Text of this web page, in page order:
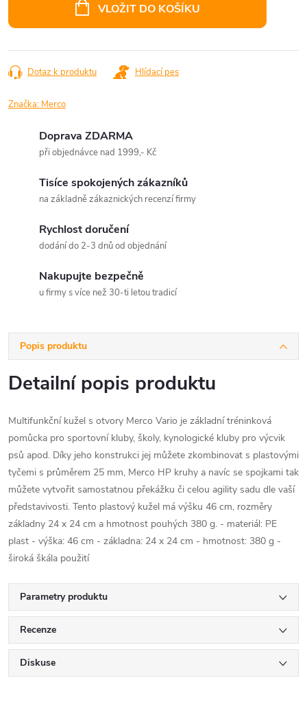
VLOŽIT DO KOŠÍKU
Dotaz k produktu Hlídací pes
Značka: Merco
Doprava ZDARMA
při objednávce nad 1999,- Kč
Tisíce spokojených zákazníků
na základně zákaznických recenzí firmy
Rychlost doručení
dodání do 2-3 dnů od objednání
Nakupujte bezpečně
u firmy s více než 30-ti letou tradicí
Popis produktu
Detailní popis produktu
Multifunkční kužel s otvory Merco Vario je základní tréninková
pomůcka pro sportovní kluby, školy, kynologické kluby pro výcvik
psů apod. Díky jeho konstrukci jej můžete zkombinovat s plastovými
tyčemi s průměrem 25 mm, Merco HP kruhy a navíc se spojkami tak
můžete vytvořit samostatnou překážku či celou agility sadu dle vaší
představivosti. Tento plastový kužel má výšku 46 cm, rozměry
základny 24 x 24 cm a hmotnost pouhých 380 g. - materiál: PE
plast - výška: 46 cm - základna: 24 x 24 cm - hmotnost: 380 g -
široká škála použití
Parametry produktu
Recenze
Diskuse